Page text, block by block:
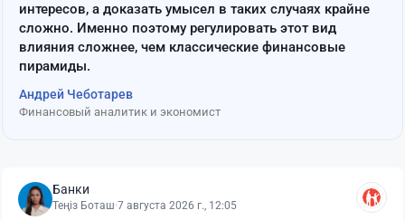
интересов, а доказать умысел в таких случаях крайне
сложно. Именно поэтому регулировать этот вид
влияния сложнее, чем классические финансовые
пирамиды.
Андрей Чеботарев
Финансовый аналитик и экономист
Банки
Теңіз Боташ·7 августа 2026 г., 12:05